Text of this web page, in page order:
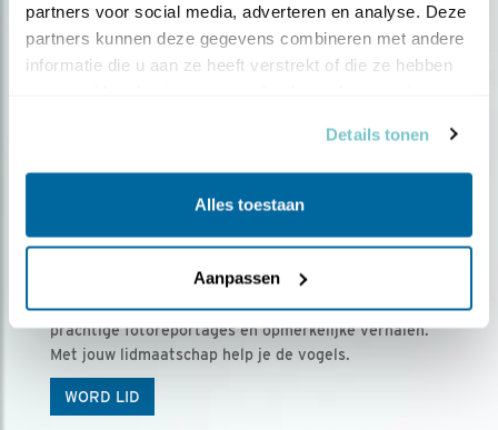
partners voor social media, adverteren en analyse. Deze
partners kunnen deze gegevens combineren met andere
informatie die u aan ze heeft verstrekt of die ze hebben
Details tonen
Alles toestaan
Aanpassen
Ontvang 5 x Vogels voor € 36,00 per jaar
Vogels is het tijdschrift voor onze leden, met
prachtige fotoreportages en opmerkelijke verhalen.
Met jouw lidmaatschap help je de vogels.
WORD LID